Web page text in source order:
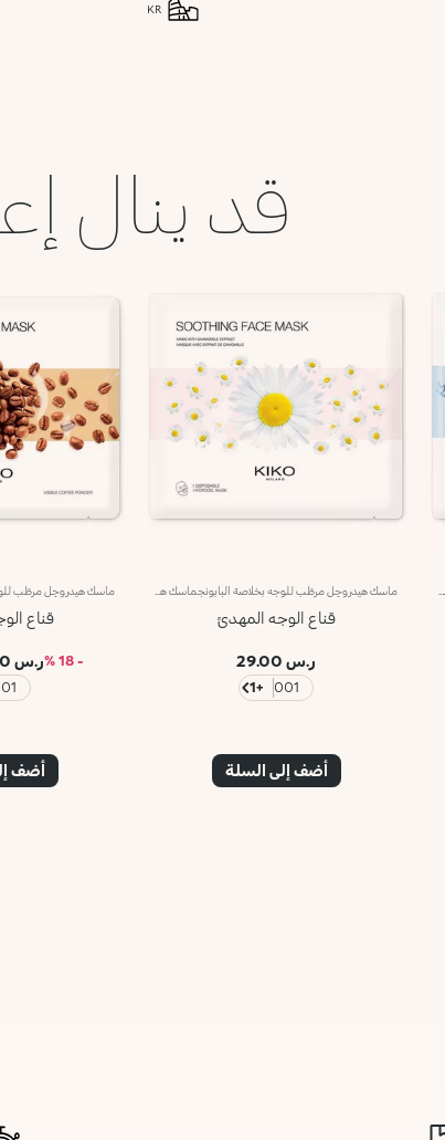
KR
قد ينال
قناع الوجه المهدئ
ر.س 29.00
001
+1
أضف إلى السلة
قناع
- 18 % ر.س 29.00
أضف